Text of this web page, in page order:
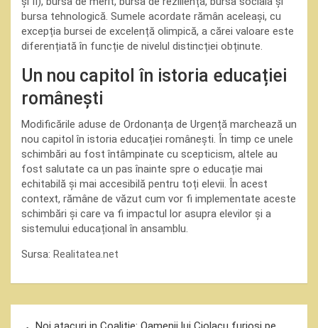
bursa tehnologică. Sumele acordate rămân aceleași, cu
excepția bursei de excelență olimpică, a cărei valoare este
diferențiată în funcție de nivelul distincției obținute.
Un nou capitol în istoria educației
românești
Modificările aduse de Ordonanța de Urgență marchează un
nou capitol în istoria educației românești. În timp ce unele
schimbări au fost întâmpinate cu scepticism, altele au
fost salutate ca un pas înainte spre o educație mai
echitabilă și mai accesibilă pentru toți elevii. În acest
context, rămâne de văzut cum vor fi implementate aceste
schimbări și care va fi impactul lor asupra elevilor și a
sistemului educațional în ansamblu.
Sursa: Realitatea.net